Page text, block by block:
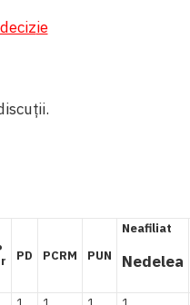
ie
PD PCRM PUN
Neafiliat
Nedelea